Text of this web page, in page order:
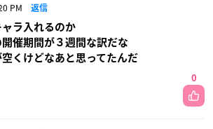
PM 返信
ラ入れるのか
催期間が３週間な訳だな
くけどなあと思ってたんだ
0